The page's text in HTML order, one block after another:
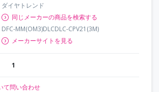
ダイヤトレンド
同じメーカーの商品を検索する
DFC-MM(OM3)DLCDLC-CPV21(3M)
メーカーサイトを見る
1
て問い合わせ